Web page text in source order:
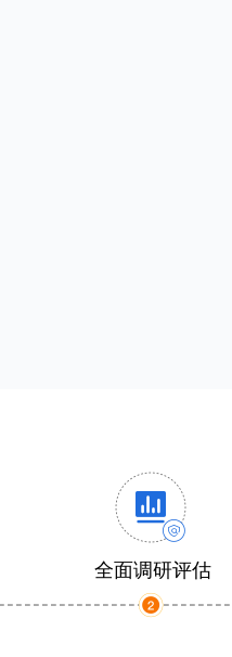
全面调研评估